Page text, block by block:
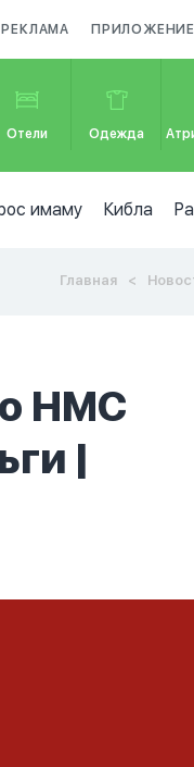
РЕКЛАМА ПРИЛОЖЕНИЕ
Отели Одежда
имаму Кибла
Главная
HMC
|